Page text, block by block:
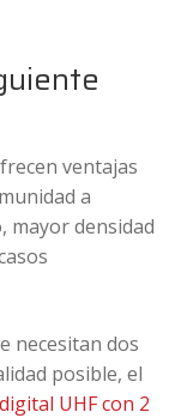
ventajas
a
mayor densidad
necesitan dos
posible, el
UHF con 2